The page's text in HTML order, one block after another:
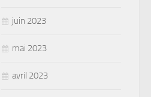
juin 2023
mai 2023
avril 2023